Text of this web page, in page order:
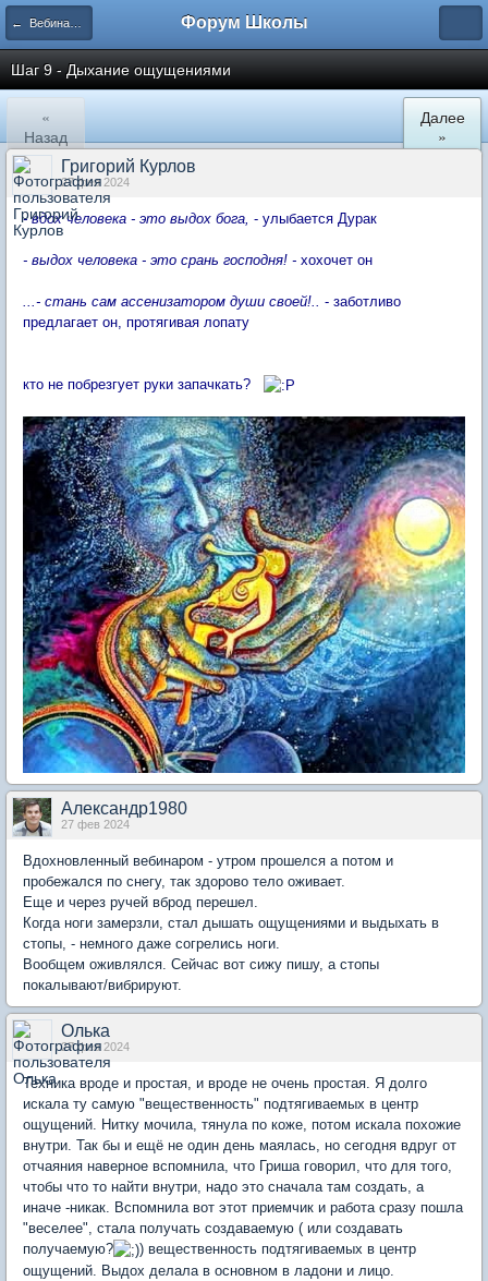
← Вебинары Школы Форум Школы
Шаг 9 - Дыхание ощущениями
«
Назад
Далее
»
Григорий Курлов
27 фев 2024
- вдох человека - это выдох бога, - улыбается Дурак
- выдох человека - это срань господня! - хохочет он
...- стань сам ассенизатором души своей!.. - заботливо
предлагает он, протягивая лопату
кто не побрезгует руки запачкать?
Александр1980
27 фев 2024
Вдохновленный вебинаром - утром прошелся а потом и
пробежался по снегу, так здорово тело оживает.
Еще и через ручей вброд перешел.
Когда ноги замерзли, стал дышать ощущениями и выдыхать в
стопы, - немного даже согрелись ноги.
Вообщем оживлялся. Сейчас вот сижу пишу, а стопы
покалывают/вибрируют.
Олька
27 фев 2024
Техника вроде и простая, и вроде не очень простая. Я долго
искала ту самую "вещественность" подтягиваемых в центр
ощущений. Нитку мочила, тянула по коже, потом искала похожие
внутри. Так бы и ещё не один день маялась, но сегодня вдруг от
отчаяния наверное вспомнила, что Гриша говорил, что для того,
чтобы что то найти внутри, надо это сначала там создать, а
иначе -никак. Вспомнила вот этот приемчик и работа сразу пошла
"веселее", стала получать создаваемую ( или создавать
получаемую?
) вещественность подтягиваемых в центр
ощущений. Выдох делала в основном в ладони и лицо.